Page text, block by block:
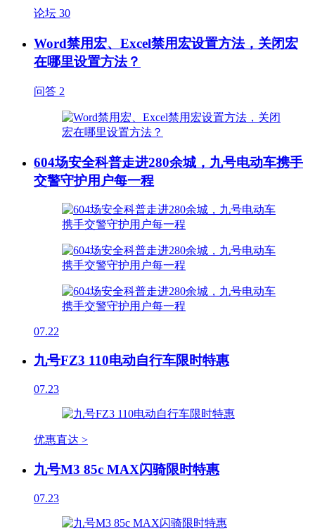
论坛 30
Word禁用宏、Excel禁用宏设置方法，关闭宏
在哪里设置方法？
问答 2
604场安全科普走进280余城，九号电动车携手
交警守护用户每一程
07.22
九号FZ3 110电动自行车限时特惠
07.23
优惠直达 >
九号M3 85c MAX闪骑限时特惠
07.23